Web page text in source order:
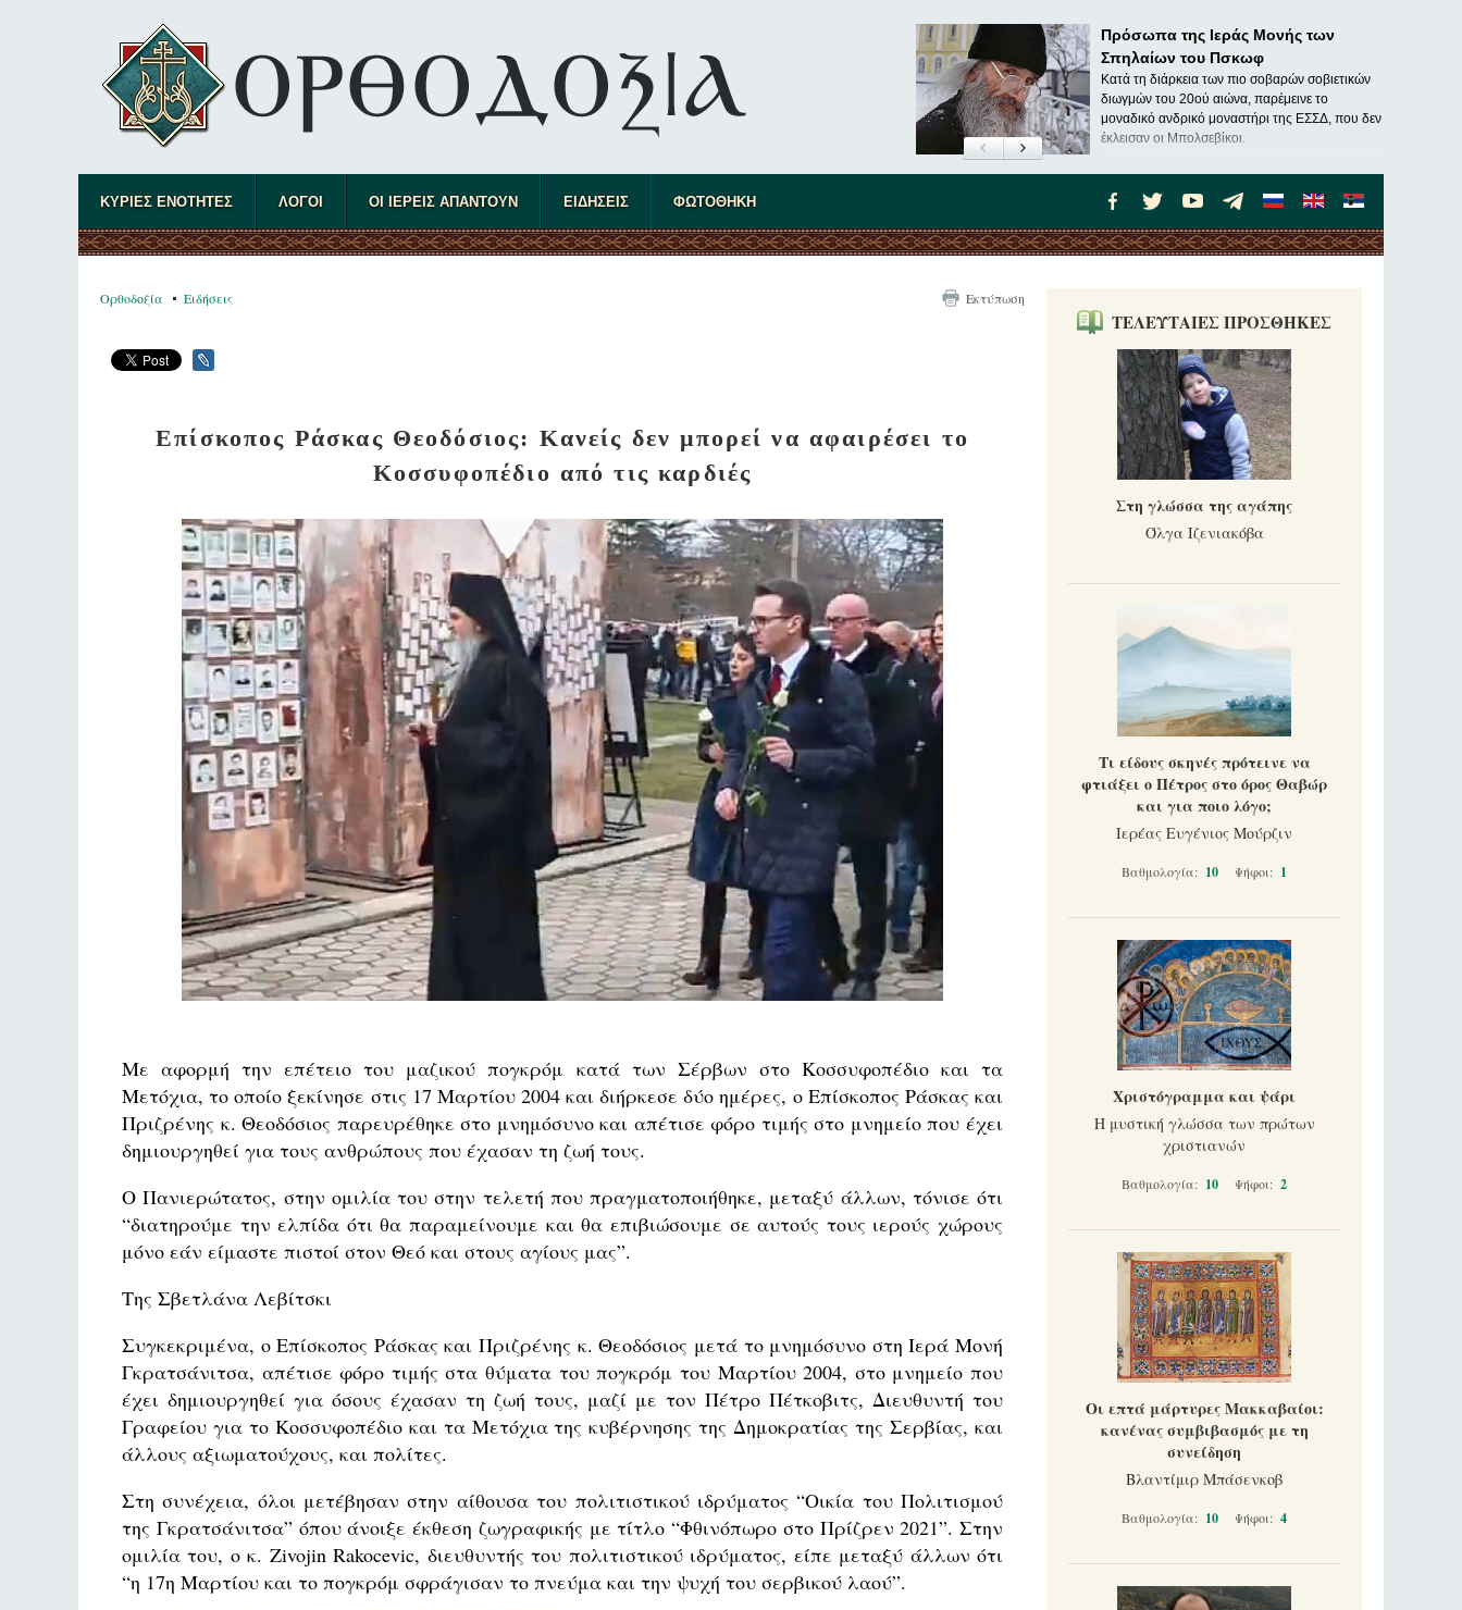
Πρόσωπα της Ιεράς Μονής των
Σπηλαίων του Πσκωφ
Κατά τη διάρκεια των πιο σοβαρών σοβιετικών
διωγμών του 20ού αιώνα, παρέμεινε το
μοναδικό ανδρικό μοναστήρι της ΕΣΣΔ, που δεν
έκλεισαν οι Μπολσεβίκοι.
ΚΥΡΙΕΣ ΕΝΟΤΗΤΕΣ ΛΟΓΟΙ ΟΙ ΙΕΡΕΙΣ ΑΠΑΝΤΟΥΝ ΕΙΔΗΣΕΙΣ ΦΩΤΟΘΗΚΗ
Ορθοδοξία Ειδήσεις Εκτύπωση
Επίσκοπος Ράσκας Θεοδόσιος: Κανείς δεν μπορεί να αφαιρέσει το
Κοσσυφοπέδιο από τις καρδιές
Με αφορμή την επέτειο του μαζικού πογκρόμ κατά των Σέρβων στο Κοσσυφοπέδιο και τα
Μετόχια, το οποίο ξεκίνησε στις 17 Μαρτίου 2004 και διήρκεσε δύο ημέρες, ο Επίσκοπος Ράσκας και
Πριζρένης κ. Θεοδόσιος παρευρέθηκε στο μνημόσυνο και απέτισε φόρο τιμής στο μνημείο που έχει
δημιουργηθεί για τους ανθρώπους που έχασαν τη ζωή τους.
Ο Πανιερώτατος, στην ομιλία του στην τελετή που πραγματοποιήθηκε, μεταξύ άλλων, τόνισε ότι
“διατηρούμε την ελπίδα ότι θα παραμείνουμε και θα επιβιώσουμε σε αυτούς τους ιερούς χώρους
μόνο εάν είμαστε πιστοί στον Θεό και στους αγίους μας”.
Της Σβετλάνα Λεβίτσκι
Συγκεκριμένα, ο Επίσκοπος Ράσκας και Πριζρένης κ. Θεοδόσιος μετά το μνημόσυνο στη Ιερά Μονή
Γκρατσάνιτσα, απέτισε φόρο τιμής στα θύματα του πογκρόμ του Μαρτίου 2004, στο μνημείο που
έχει δημιουργηθεί για όσους έχασαν τη ζωή τους, μαζί με τον Πέτρο Πέτκοβιτς, Διευθυντή του
Γραφείου για το Κοσσυφοπέδιο και τα Μετόχια της κυβέρνησης της Δημοκρατίας της Σερβίας, και
άλλους αξιωματούχους, και πολίτες.
Στη συνέχεια, όλοι μετέβησαν στην αίθουσα του πολιτιστικού ιδρύματος “Οικία του Πολιτισμού
της Γκρατσάνιτσα” όπου άνοιξε έκθεση ζωγραφικής με τίτλο “Φθινόπωρο στο Πρίζρεν 2021”. Στην
ομιλία του, ο κ. Zivojin Rakocevic, διευθυντής του πολιτιστικού ιδρύματος, είπε μεταξύ άλλων ότι
“η 17η Μαρτίου και το πογκρόμ σφράγισαν το πνεύμα και την ψυχή του σερβικού λαού”.
ΤΕΛΕΥΤΑΙΕΣ ΠΡΟΣΘΗΚΕΣ
Στη γλώσσα της αγάπης
Όλγα Ιζενιακόβα
Τι είδους σκηνές πρότεινε να
φτιάξει ο Πέτρος στο όρος Θαβώρ
και για ποιο λόγο;
Ιερέας Ευγένιος Μούρζιν
Βαθμολογία: 10 Ψήφοι: 1
Χριστόγραμμα και ψάρι
Η μυστική γλώσσα των πρώτων
χριστιανών
Βαθμολογία: 10 Ψήφοι: 2
Οι επτά μάρτυρες Μακκαβαίοι:
κανένας συμβιβασμός με τη
συνείδηση
Βλαντίμιρ Μπάσενκοβ
Βαθμολογία: 10 Ψήφοι: 4